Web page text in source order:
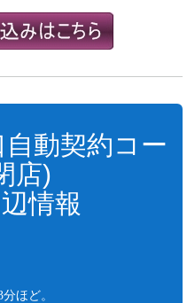
動契約コー
店)
情報
ほど。